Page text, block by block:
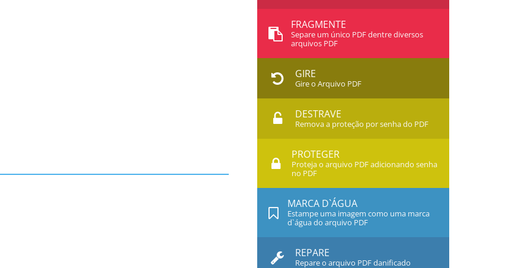
FRAGMENTE
Separe um único PDF dentre diversos
arquivos PDF
GIRE
Gire o Arquivo PDF
DESTRAVE
Remova a proteção por senha do PDF
PROTEGER
Proteja o arquivo PDF adicionando senha
no PDF
MARCA D`ÁGUA
Estampe uma imagem como uma marca
d`água do arquivo PDF
REPARE
Repare o arquivo PDF danificado